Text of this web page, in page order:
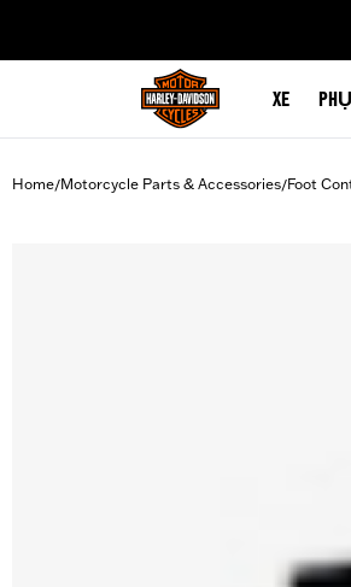
XE
Home/Motorcycle Parts & Accessories/Foot